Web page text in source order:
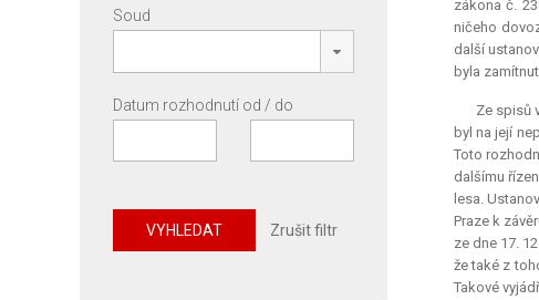
zákona č.
ničeho
další
byla
Ze spisů
byl na její
Toto
dalšímu
lesa.
Praze k
ze dne 17.
že také z
Takové
Soud
Datum rozhodnutí od / do
VYHLEDAT Zrušit filtr